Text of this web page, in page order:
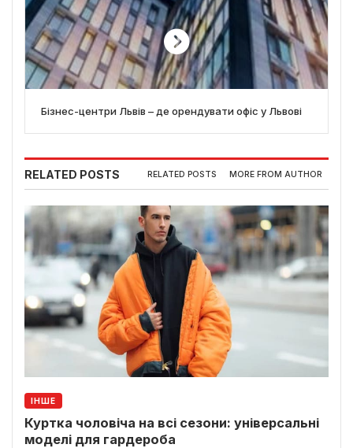
Бізнес-центри Львів – де орендувати офіс у Львові
RELATED POSTS RELATED POSTS MORE FROM AUTHOR
ІНШЕ
Куртка чоловіча на всі сезони: універсальні
моделі для гардероба